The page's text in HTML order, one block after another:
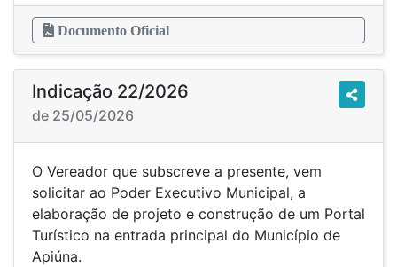
Documento Oficial
Indicação 22/2026
de 25/05/2026
O Vereador que subscreve a presente, vem
solicitar ao Poder Executivo Municipal, a
elaboração de projeto e construção de um Portal
Turístico na entrada principal do Município de
Apiúna.